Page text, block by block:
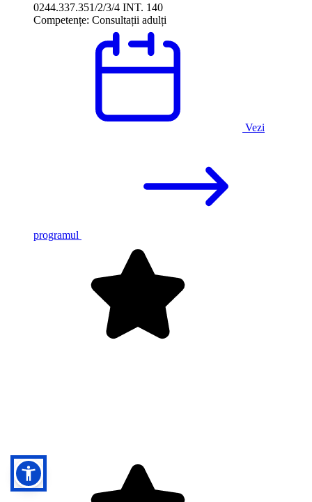
0244.337.351/2/3/4 INT. 140
Competențe: Consultații adulți
Vezi
programul